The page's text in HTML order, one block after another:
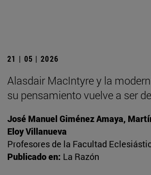
21 | 05 | 2026
Alasdair MacIntyre y la
su pensamiento vuelve a ser
José Manuel Giménez Amaya,
Eloy Villanueva
Profesores de la Facultad
Publicado en: La Razón